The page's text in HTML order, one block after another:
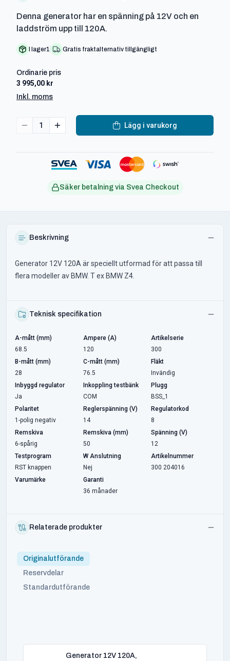
Denna generator har en spänning på 12V och en
laddström upp till 120A.
I lager1 Gratis fraktalternativ tillgängligt
Ordinarie pris
3 995,00 kr
Inkl. moms
1 Lägg i varukorg
Säker betalning via Svea Checkout
Beskrivning
Generator 12V 120A är speciellt utformad för att passa till
flera modeller av BMW. T ex BMW Z4.
Teknisk specifikation
A-mått (mm)
68.5
Ampere (A)
120
Artikelserie
300
B-mått (mm)
28
C-mått (mm)
76.5
Fläkt
Invändig
Inbyggd regulator
Ja
Inkoppling testbänk
COM
Plugg
BSS_1
Polaritet
1-polig negativ
Reglerspänning (V)
14
Regulatorkod
8
Remskiva
6-spårig
Remskiva (mm)
50
Spänning (V)
12
Testprogram
RST knappen
W Anslutning
Nej
Artikelnummer
300 204016
Varumärke
Garanti
36 månader
Relaterade produkter
Originalutförande
Reservdelar
Standardutförande
Generator 12V 120A,